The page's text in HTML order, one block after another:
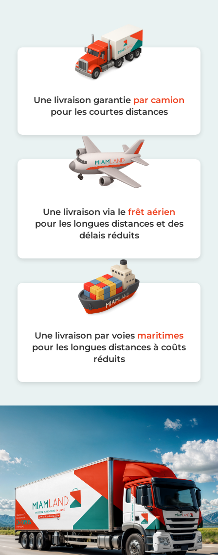
Une livraison garantie par camion
pour les courtes distances
Une livraison via le frêt aérien
pour les longues distances et des
délais réduits
Une livraison par voies maritimes
pour les longues distances à coûts
réduits